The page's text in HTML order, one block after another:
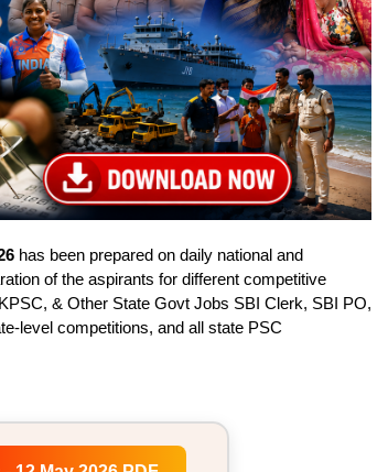
has been prepared on daily national and
of the aspirants for different competitive
& Other State Govt Jobs SBI Clerk, SBI PO,
level competitions, and all state PSC